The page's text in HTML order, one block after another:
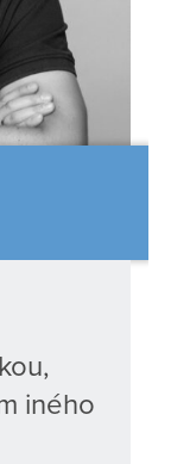
iného